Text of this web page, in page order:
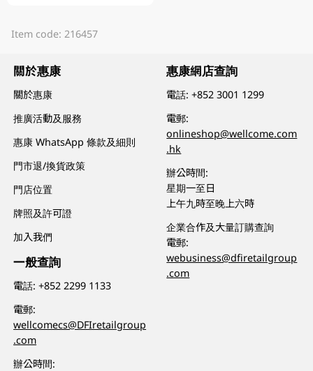
Item code: 216457
關於惠康
關於惠康
推廣活動及服務
惠康 WhatsApp 條款及細則
門市退/換貨政策
門店位置
牌照及許可證
加入我們
一般查詢
電話:+852 2299 1133
電郵:
wellcomecs@DFIretailgroup
.com
辦公時間:
惠康網店查詢
電話:+852 3001 1299
電郵:
onlineshop@wellcome.com
.hk
辦公時間:
星期一至日
上午九時至晚上六時
企業合作及大量訂購查詢
電郵:
webusiness@dfiretailgroup
.com